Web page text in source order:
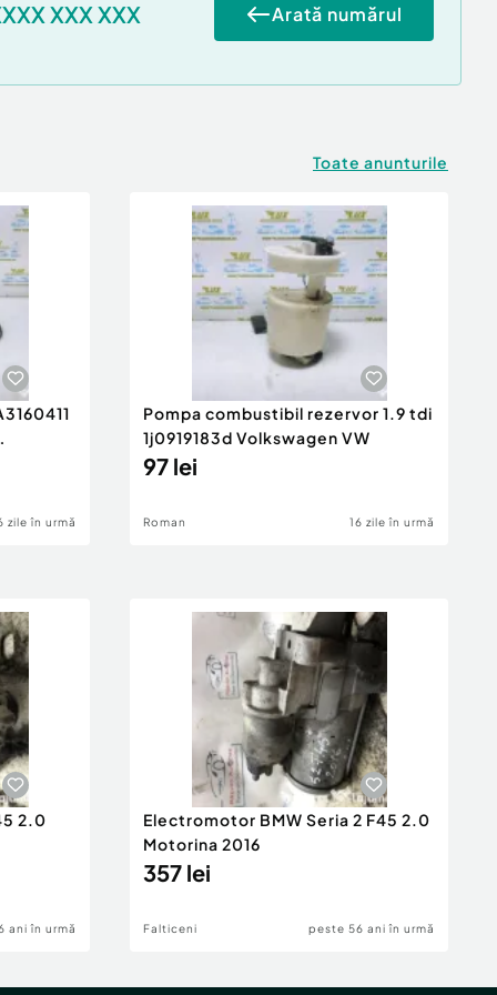
XXX XXX Arată numărul
Toate anunturile
zile în urmă
Pompa combustibil rezervor 1.9 tdi
1j0919183d Volkswagen VW
97 lei
Roman 16 zile în urmă
2.0
ani în urmă
Electromotor BMW Seria 2 F45 2.0
Motorina 2016
357 lei
Falticeni peste 56 ani în urmă